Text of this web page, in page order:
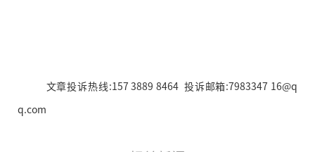
文章投诉热线:157 3889 8464 投诉邮箱:7983347 16@q
q.com